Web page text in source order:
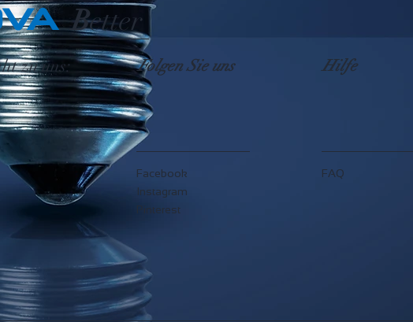
Better
zu uns: Folgen Sie uns Hilfe
Facebook
Instagram
Pinterest
FAQ